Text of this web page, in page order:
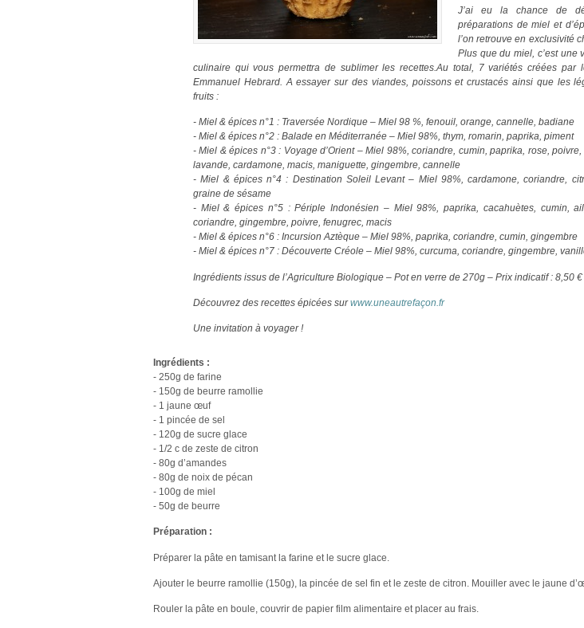
J’ai eu la chance de
préparations de miel et
l’on retrouve en exclusivité
Plus que du miel, c’est une
culinaire qui vous permettra de sublimer les recettes.Au total, 7 variétés créées par
Emmanuel Hebrard. A essayer sur des viandes, poissons et crustacés ainsi que les
fruits :
- Miel & épices n°1 : Traversée Nordique – Miel 98 %, fenouil, orange, cannelle, badiane
- Miel & épices n°2 : Balade en Méditerranée – Miel 98%, thym, romarin, paprika, piment
- Miel & épices n°3 : Voyage d’Orient – Miel 98%, coriandre, cumin, paprika, rose,
lavande, cardamone, macis, maniguette, gingembre, cannelle
- Miel & épices n°4 : Destination Soleil Levant – Miel 98%, cardamone, coriandre,
graine de sésame
- Miel & épices n°5 : Périple Indonésien – Miel 98%, paprika, cacahuètes, cumin,
coriandre, gingembre, poivre, fenugrec, macis
- Miel & épices n°6 : Incursion Aztèque – Miel 98%, paprika, coriandre, cumin, gingembre
- Miel & épices n°7 : Découverte Créole – Miel 98%, curcuma, coriandre, gingembre,
Ingrédients issus de l’Agriculture Biologique – Pot en verre de 270g – Prix indicatif : 8,50 €
Découvrez des recettes épicées surwww.uneautrefaçon.fr
Une invitation à voyager !
Ingrédients :
- 250g de farine
- 150g de beurre ramollie
- 1 jaune œuf
- 1 pincée de sel
- 120g de sucre glace
- 1/2 c de zeste de citron
- 80g d’amandes
- 80g de noix de pécan
- 100g de miel
- 50g de beurre
Préparation :
Préparer la pâte en tamisant la farine et le sucre glace.
Ajouter le beurre ramollie (150g), la pincée de sel fin et le zeste de citron. Mouiller avec le jaune
Rouler la pâte en boule, couvrir de papier film alimentaire et placer au frais.